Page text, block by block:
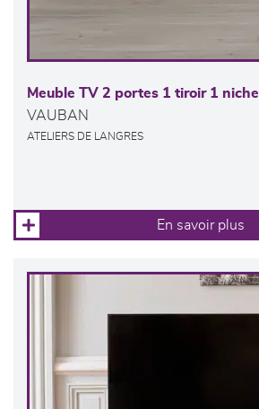
Meuble TV 2 portes 1 tiroir 1 niche
VAUBAN
ATELIERS DE LANGRES
En savoir plus